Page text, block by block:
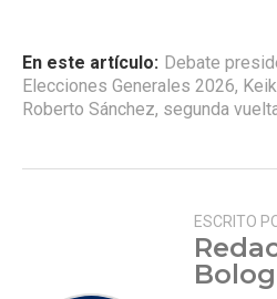
En este artículo: Debate
Elecciones Generales 2026,
Roberto Sánchez, segunda
ESCRITO